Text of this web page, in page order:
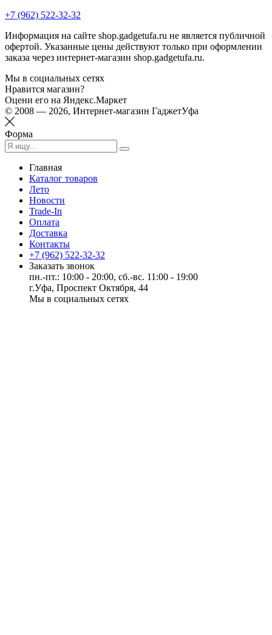
+7 (962) 522-32-32
Информация на сайте shop.gadgetufa.ru не является публичной
офертой. Указанные цены действуют только при оформлении
заказа через интернет-магазин shop.gadgetufa.ru.
Мы в социальных сетях
Нравится магазин?
Оцени его на Яндекс.Маркет
© 2008 — 2026, Интернет-магазин ГаджетУфа
Форма
Главная
Каталог товаров
Лето
Новости
Trade-In
Оплата
Доставка
Контакты
+7 (962) 522-32-32
Заказать звонок
пн.-пт.: 10:00 - 20:00, сб.-вс. 11:00 - 19:00
г.Уфа, Проспект Октября, 44
Мы в социальных сетях